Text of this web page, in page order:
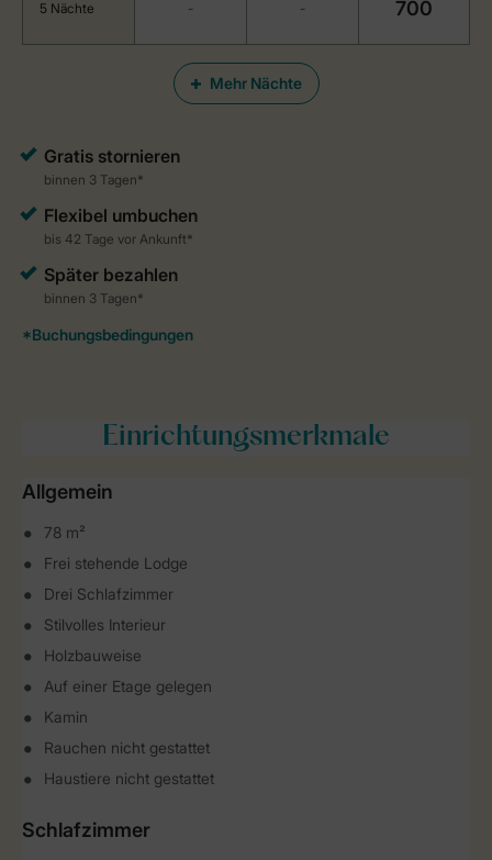
Mehr Nächte
5 Nächte - - 700
Einrichtungsmerkmale
Allgemein
78 m²
Frei stehende Lodge
Drei Schlafzimmer
Stilvolles Interieur
Holzbauweise
Auf einer Etage gelegen
Kamin
Rauchen nicht gestattet
Haustiere nicht gestattet
Schlafzimmer